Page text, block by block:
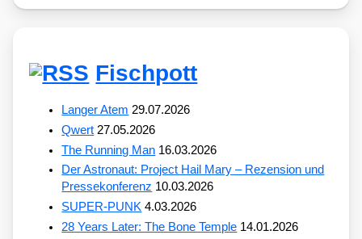
Fischpott
Langer Atem 29.07.2026
Qwert 27.05.2026
The Running Man 16.03.2026
Der Astronaut: Project Hail Mary – Rezension und
Pressekonferenz 10.03.2026
SUPER-PUNK 4.03.2026
28 Years Later: The Bone Temple 14.01.2026